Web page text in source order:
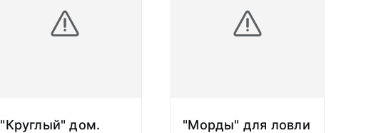
"Круглый" дом.
"Морды" для ловли